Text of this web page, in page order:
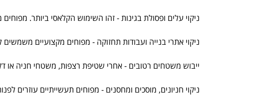
ניקוי עלים ופסולת בגינות - זהו השימוש הקלאסי ביותר.
ניקוי אתרי בנייה ועבודות תחזוקה - מפוחים מקצועיים
ייבוש משטחים רטובים - אחרי שטיפת רצפות, משטחי חניה או
ניקוי חניונים, מוסכים ומחסנים - מפוחים תעשייתיים עוזרים